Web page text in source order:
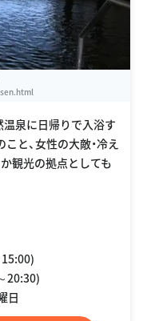
泉に日帰りで入浴す
と、女性の大敵・冷え
観光の拠点としても
日